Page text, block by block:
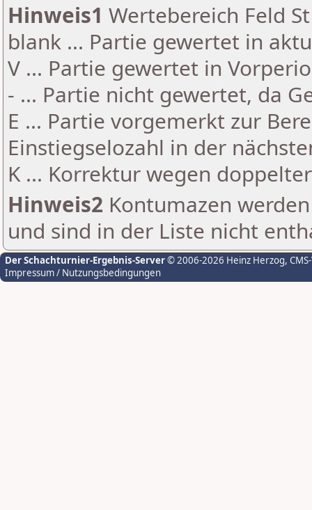
Hinweis1 Wertebereich Feld
blank ... Partie gewertet in
V ... Partie gewertet in
- ... Partie nicht gewertet, da
E ... Partie vorgemerkt zur
Einstiegselozahl in der
K ... Korrektur wegen
Hinweis2 Kontumazen
und sind in der Liste nicht
Der Schachturnier-Ergebnis-Server© 2006-2026 Heinz Herzog,
Impressum / Nutzungsbedingungen